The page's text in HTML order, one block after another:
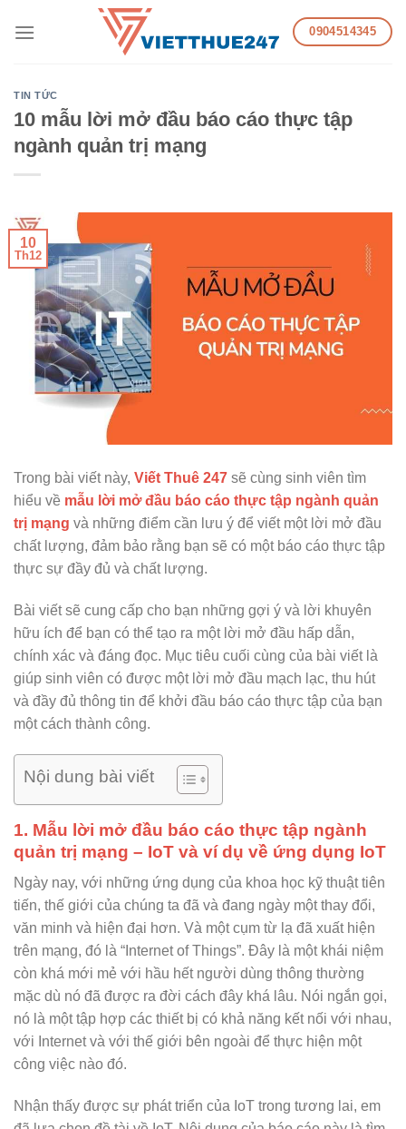
0904514345
TIN TỨC
10 mẫu lời mở đầu báo cáo thực tập
ngành quản trị mạng
10
Th12
Trong bài viết này, Viết Thuê 247 sẽ cùng sinh viên tìm
hiểu về mẫu lời mở đầu báo cáo thực tập ngành quản
trị mạng và những điểm cần lưu ý để viết một lời mở đầu
chất lượng, đảm bảo rằng bạn sẽ có một báo cáo thực tập
thực sự đầy đủ và chất lượng.
Bài viết sẽ cung cấp cho bạn những gợi ý và lời khuyên
hữu ích để bạn có thể tạo ra một lời mở đầu hấp dẫn,
chính xác và đáng đọc. Mục tiêu cuối cùng của bài viết là
giúp sinh viên có được một lời mở đầu mạch lạc, thu hút
và đầy đủ thông tin để khởi đầu báo cáo thực tập của bạn
một cách thành công.
Nội dung bài viết
1. Mẫu lời mở đầu báo cáo thực tập ngành
quản trị mạng – IoT và ví dụ về ứng dụng IoT
Ngày nay, với những ứng dụng của khoa học kỹ thuật tiên
tiến, thế giới của chúng ta đã và đang ngày một thay đổi,
văn minh và hiện đại hơn. Và một cụm từ lạ đã xuất hiện
trên mạng, đó là “Internet of Things”. Đây là một khái niệm
còn khá mới mẻ với hầu hết người dùng thông thường
mặc dù nó đã được ra đời cách đây khá lâu. Nói ngắn gọi,
nó là một tập hợp các thiết bị có khả năng kết nối với nhau,
với Internet và với thế giới bên ngoài để thực hiện một
công việc nào đó.
Nhận thấy được sự phát triển của IoT trong tương lai, em